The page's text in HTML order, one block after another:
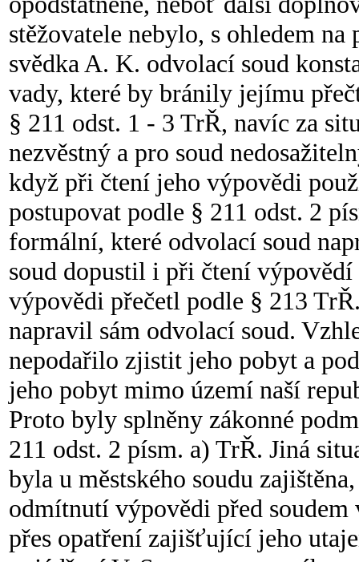
stěžovatele nebylo, s ohledem
svědka A. K. odvolací soud
vady, které by bránily jejímu
§ 211 odst. 1 - 3 TrŘ, navíc za
nezvěstný a pro soud
když při čtení jeho výpovědi
postupovat podle § 211 odst. 2
formální, které odvolací soud
soud dopustil i při čtení
výpovědi přečetl podle § 213
napravil sám odvolací soud.
nepodařilo zjistit jeho pobyt a
jeho pobyt mimo území naší
Proto byly splněny zákonné
211 odst. 2 písm. a) TrŘ. Jiná
byla u městského soudu
odmítnutí výpovědi před
přes opatření zajišťující jeho